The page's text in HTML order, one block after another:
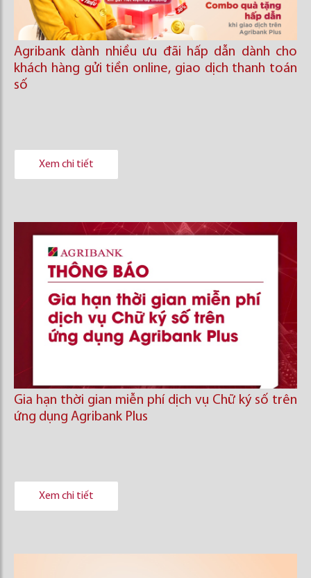
Agribank dành nhiều ưu đãi hấp dẫn dành cho
khách hàng gửi tiền online, giao dịch thanh toán
số
Xem chi tiết
Gia hạn thời gian miễn phí dịch vụ Chữ ký số trên
ứng dụng Agribank Plus
Xem chi tiết